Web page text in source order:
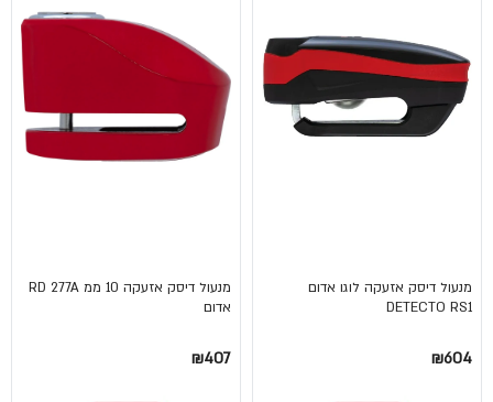
מנעול דיסק אזעקה לוגו אדום
DETECTO RS1
₪604
מנעול דיסק אזעקה 10 ממ RD 277A
אדום
₪407